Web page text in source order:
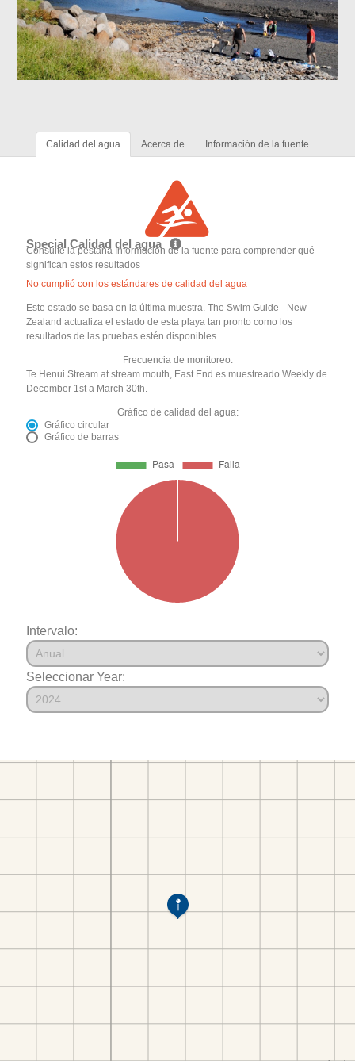
Calidad del agua Acerca de Información de la fuente
Special Calidad del agua
Consulte la pestaña Información de la fuente para comprender qué
significan estos resultados
No cumplió con los estándares de calidad del agua
Este estado se basa en la última muestra. The Swim Guide - New
Zealand actualiza el estado de esta playa tan pronto como los
resultados de las pruebas estén disponibles.
Frecuencia de monitoreo:
Te Henui Stream at stream mouth, East End es muestreado Weekly de
December 1st a March 30th.
Gráfico de calidad del agua:
Gráfico circular
Gráfico de barras
Intervalo:
Seleccionar Year: